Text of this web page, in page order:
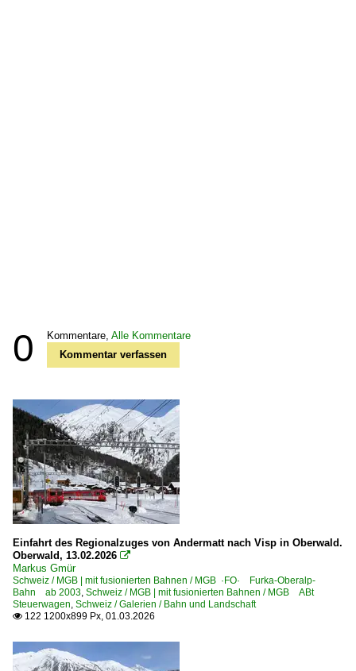
0 Kommentare, Alle Kommentare
Kommentar verfassen
Einfahrt des Regionalzuges von Andermatt nach Visp in Oberwald.
Oberwald, 13.02.2026 
Markus Gmür
Schweiz / MGB | mit fusionierten Bahnen / MGB ·FO· Furka-Oberalp-
Bahn ab 2003, Schweiz / MGB | mit fusionierten Bahnen / MGB ABt
Steuerwagen, Schweiz / Galerien / Bahn und Landschaft
 122 1200x899 Px, 01.03.2026